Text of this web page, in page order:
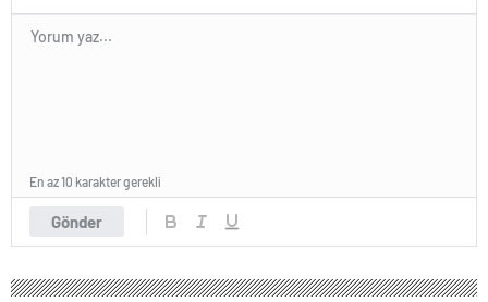
Gönder
En az 10 karakter gerekli